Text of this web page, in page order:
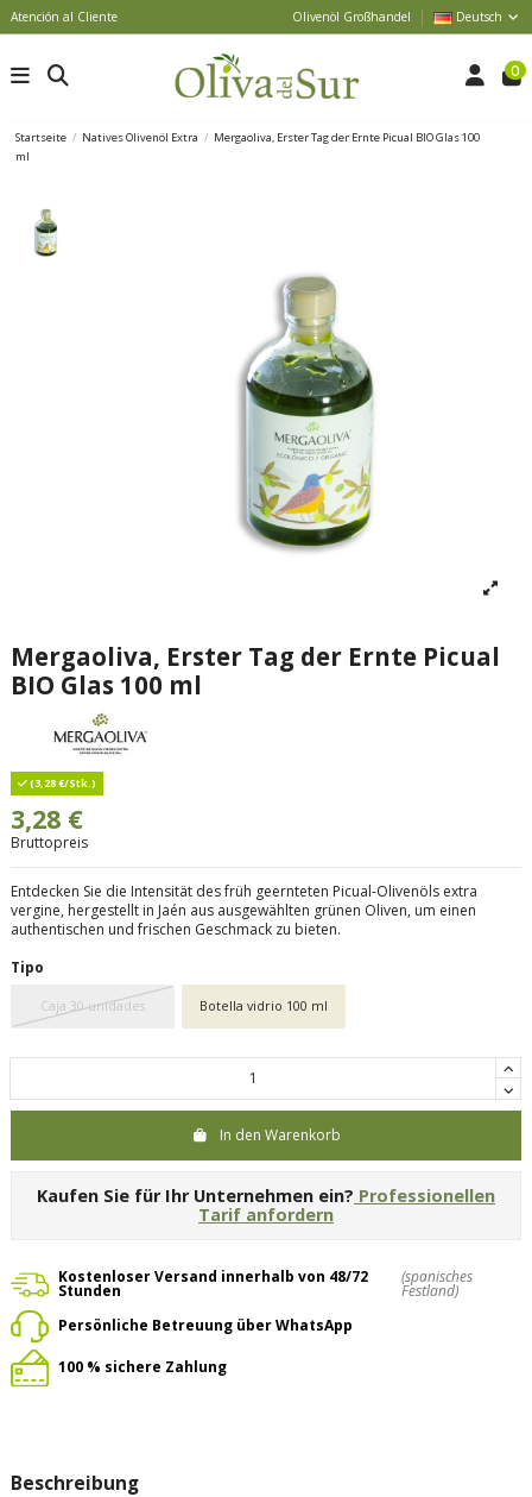
Atención al Cliente Olivenöl Großhandel Deutsch
0
Startseite Natives Olivenöl Extra
Mergaoliva, Erster Tag der Ernte Picual BIO Glas 100
ml
Mergaoliva, Erster Tag der Ernte Picual
BIO Glas 100 ml
(3,28 €/Stk.)
3,28 €
Bruttopreis
Entdecken Sie die Intensität des früh geernteten Picual-Olivenöls extra
vergine, hergestellt in Jaén aus ausgewählten grünen Oliven, um einen
authentischen und frischen Geschmack zu bieten.
Tipo
Caja 30 unidades Botella vidrio 100 ml
In den Warenkorb
Kaufen Sie für Ihr Unternehmen ein? Professionellen
Tarif anfordern
Kostenloser Versand innerhalb von 48/72
Stunden
(spanisches
Festland)
Persönliche Betreuung über WhatsApp
100 % sichere Zahlung
Beschreibung